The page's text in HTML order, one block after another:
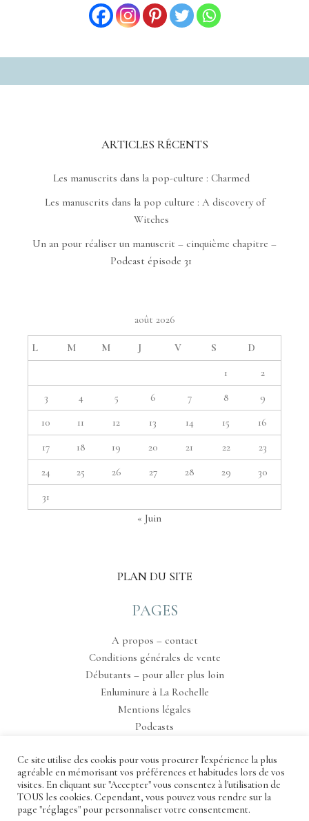
ARTICLES RÉCENTS
Les manuscrits dans la pop-culture : Charmed
Les manuscrits dans la pop culture : A discovery of
Witches
Un an pour réaliser un manuscrit – cinquième chapitre –
Podcast épisode 31
août 2026
L M M J V S
D
1
2
3
4 5 6 7 8
9
10
11 12 13 14 15
16
17
18 19 20 21 22
23
24
25 26 27 28 29
30
31
« Juin
PLAN DU SITE
PAGES
A propos – contact
Conditions générales de vente
Débutants – pour aller plus loin
Enluminure à La Rochelle
Mentions légales
Podcasts
Ce site utilise des cookis pour vous procurer l'expérience la plus
agréable en mémorisant vos préférences et habitudes lors de vos
visites. En cliquant sur "Accepter" vous consentez à l'utilisation de
TOUS les cookies. Cependant, vous pouvez vous rendre sur la
page "réglages" pour personnaliser votre consentement.